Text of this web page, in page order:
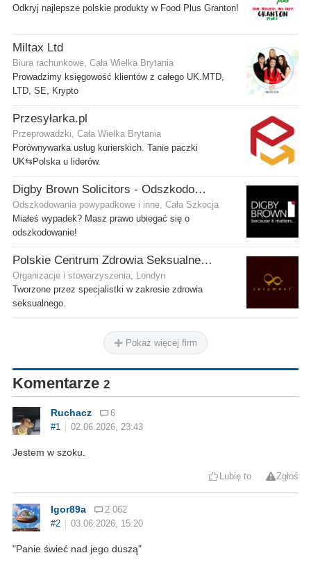
Odkryj najlepsze polskie produkty w Food Plus Granton!
Miltax Ltd
Biura rachunkowe, Cała Wielka Brytania
Prowadzimy księgowość klientów z całego UK.MTD,
LTD, SE, Krypto
Przesyłarka.pl
Przeprowadzki, Cała Wielka Brytania
Porównywarka usług kurierskich. Tanie paczki
UK⇆Polska u liderów.
Digby Brown Solicitors - Odszkodowania w Szkocji
Odszkodowania powypadkowe i inne, Cała Szkocja
Miałeś wypadek? Masz prawo ubiegać się o
odszkodowanie!
Polskie Centrum Zdrowia Seksualnego
Organizacje i stowarzyszenia, Londyn
Tworzone przez specjalistki w zakresie zdrowia
seksualnego.
Pokaż więcej firm
Komentarze 2
Ruchacz
6
#1
02.06.2026, 23:43
Jestem w szoku.
Lubię to Zgłoś
Igor89a
2 062
#2
03.06.2026, 15:20
"Panie świeć nad jego duszą"